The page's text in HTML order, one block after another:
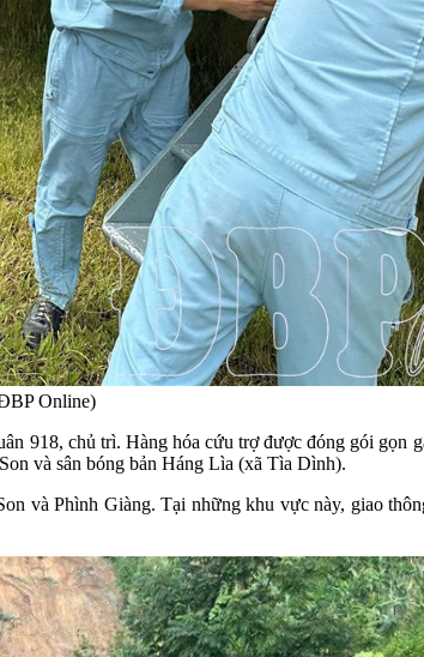
Online)
918, chủ trì. Hàng hóa cứu trợ được đóng gói gọn
và sân bóng bản Háng Lìa (xã Tìa Dình).
và Phình Giàng. Tại những khu vực này, giao